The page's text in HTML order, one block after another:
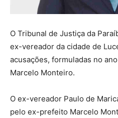
O Tribunal de Justiça da
ex-vereador da cidade de
acusações, formuladas no
Marcelo Monteiro.
O ex-vereador Paulo de
pelo ex-prefeito Marcelo